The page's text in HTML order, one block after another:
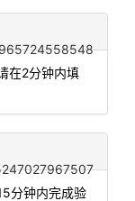
在2分钟内填
分钟内完成验